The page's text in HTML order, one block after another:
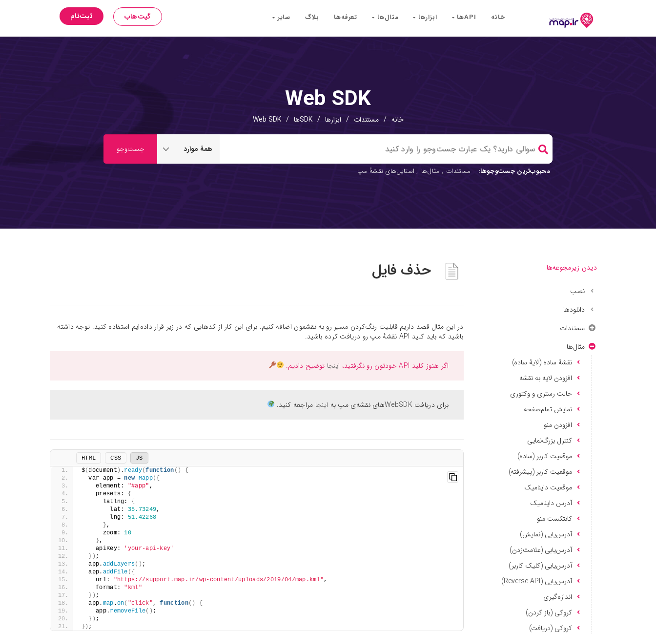
ثبت‌نام گیت‌هاب خانه API‌ها ابزارها مثال‌ها تعرفه‌ها بلاگ سایر
Web SDK
خانه / مستندات / ابزارها / SDKها /
Web SDK
محبوب‌ترین جست‌وجوها: مستندات , مثال‌ها , استایل‌های نقشهٔ مپ
دیدن زیرمجوعه‌ها
نصب
دانلودها
مستندات
مثال‌ها
نقشه‌ٔ ساده (لایه‌ٔ ساده)
افزودن لایه به نقشه
حالت رستری و وکتوری
نمایش تمام‌صفحه
افزودن منو
کنترل بزرگ‌نمایی
موقعیت کاربر (ساده)
موقعیت کاربر (پیشرفته)
موقعیت داینامیک
آدرس داینامیک
کانتکست منو
آدرس‌یابی (نمایش)
آدرس‌یابی (علامت‌زدن)
آدرس‌یابی (کلیک کاربر)
آدرس‌یابی (Reverse API)
اندازه‌گیری
کروکی (باز کردن)
کروکی (دریافت)
حذف فایل
در این مثال قصد داریم قابلیت رنگ‌کردن مسیر رو به نقشمون اضافه کنیم. برای این کار از کد‌هایی که در زیر قرار داده‌ایم استفاده کنید. توجه داشته
باشید که باید کلید API نقشهٔ مپ رو دریافت کرده باشید.
اگر هنوز کلید API‌ خودتون رو نگرفتید، اینجا توضیح دادیم.
برای دریافت WebSDKهای نقشه‌ی مپ به اینجا مراجعه کنید.
JS
CSS
HTML
$(document ) . ready(function ()
{
  var app =
new Mapp({
    element:
"#app" ,
    presets:
{
      latlng:
{
        lat:
35.73249,
        lng:
51.42268
},
      zoom:
10
},
    apiKey:
'your-api-key'
}) ;
  app.
addLayers() ;
  app.
addFile ({
    url:
"https://support.map.ir/wp-content/uploads/2019/04/map.kml",
    format:
"kml"
}) ;
  app.
map .on( "click", function()
{
    app.
removeFile() ;
}) ;
}) ;